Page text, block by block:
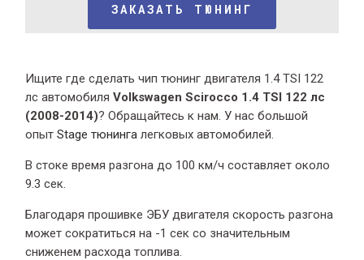
ЗАКАЗАТЬ ТЮНИНГ
Ищите где сделать чип тюнинг двигателя 1.4 TSI 122
лс автомобиляVolkswagen Scirocco 1.4 TSI 122 лс
(2008-2014)? Обращайтесь к нам. У нас большой
опытStage тюнинга легковых автомобилей.
В стоке время разгонадо 100 км/ч составляет около
9.3 сек.
Благодаря прошивке ЭБУ двигателя скорость разгона
может сократиться на -1 сек со значительным
сниженем расхода топлива.